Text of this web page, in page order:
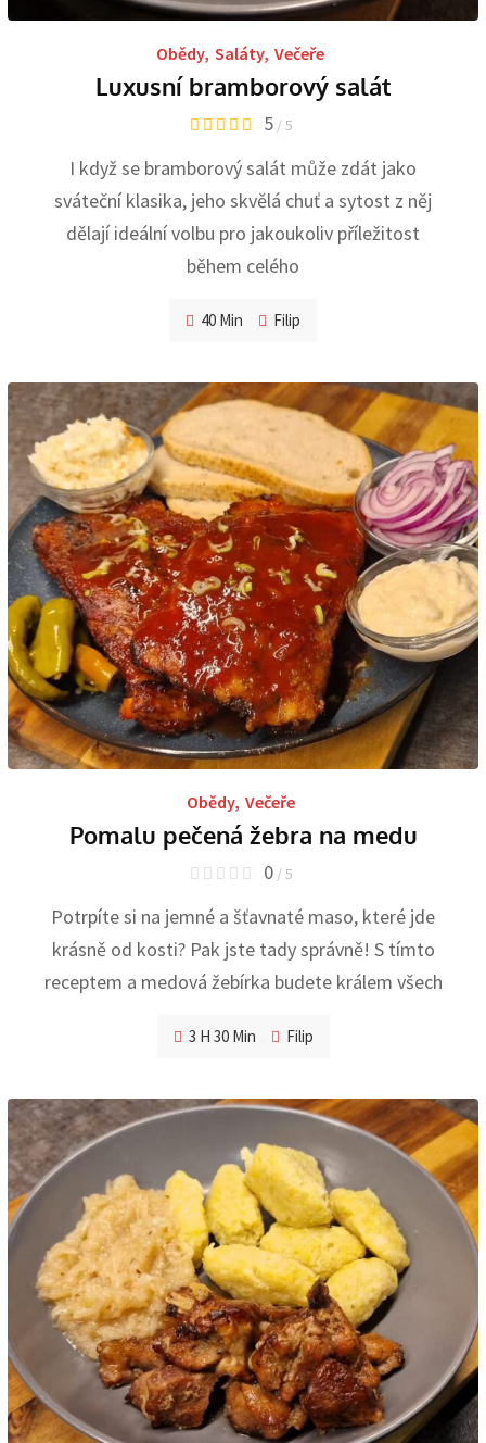
Obědy, Saláty, Večeře
Luxusní bramborový salát
5 / 5
I když se bramborový salát může zdát jako
sváteční klasika, jeho skvělá chuť a sytost z něj
dělají ideální volbu pro jakoukoliv příležitost
během celého
40 Min Filip
Obědy, Večeře
Pomalu pečená žebra na medu
0 / 5
Potrpíte si na jemné a šťavnaté maso, které jde
krásně od kosti? Pak jste tady správně! S tímto
receptem a medová žebírka budete králem všech
3 H 30 Min Filip